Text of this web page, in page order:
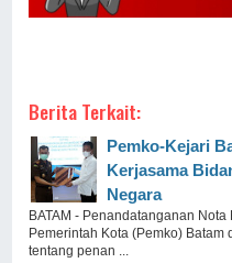
Berita Terkait:
Pemko-Kejari
Kerjasama
Negara
BATAM - Penandatanganan
Pemerintah Kota (Pemko)
tentang penan ...